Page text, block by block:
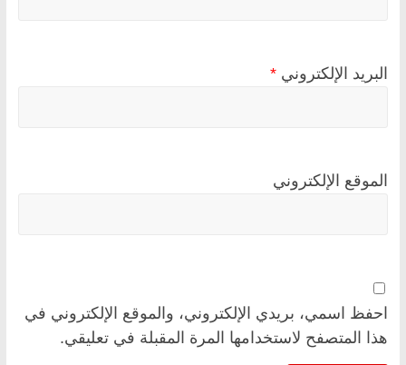
البريد الإلكتروني *
الموقع الإلكتروني
احفظ اسمي، بريدي الإلكتروني، والموقع الإلكتروني في
هذا المتصفح لاستخدامها المرة المقبلة في تعليقي.